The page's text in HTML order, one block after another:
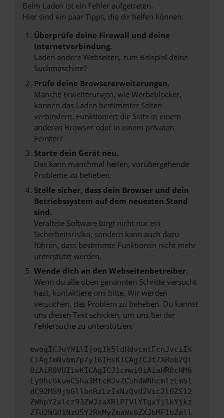
Beim Laden ist ein Fehler aufgetreten.
Hier sind ein paar Tipps, die dir helfen können:
Überprüfe deine Firewall und deine
Internetverbindung.
Laden andere Webseiten, zum Beispiel deine
Suchmaschine?
Prüfe deine Browsererweiterungen.
Manche Erweiterungen, wie Werbeblocker,
können das Laden bestimmter Seiten
verhindern. Funktioniert die Seite in einem
anderen Browser oder in einem privaten
Fenster?
Starte dein Gerät neu.
Das kann manchmal helfen, vorübergehende
Probleme zu beheben.
Stelle sicher, dass dein Browser und dein
Betriebssystem auf dem neuesten Stand
sind.
Veraltete Software birgt nicht nur ein
Sicherheitsrisiko, sondern kann auch dazu
führen, dass bestimmte Funktionen nicht mehr
unterstützt werden.
Wende dich an den Webseitenbetreiber.
Wenn du alle oben genannten Schritte versucht
hast, kontaktiere uns bitte. Wir werden
versuchen, das Problem zu beheben. Du kannst
uns diesen Text schicken, um uns bei der
Fehlersuche zu unterstützen:
ewogICJuYW1lIjogIk5ldHdvcmtFcnJvciIs
CiAgImNvbmZpZyI6IHsKICAgICJtZXRob2Qi
OiAiR0VUIiwKICAgICJ1cmwiOiAiaHR0cHM6
Ly9hcGkueC5ha3MtcHJvZC5hdWRhcmlzLm5l
dC92MS9jbGllbnRzLzIxNzQvd2Vic2l0ZS12
ZWhpY2xlcz93ZWJzaXRlPTVlYTgxYjlkYjkz
ZTU2NGU1NzU5Y2RkMyZmaWx0ZXJbMF1bZmll